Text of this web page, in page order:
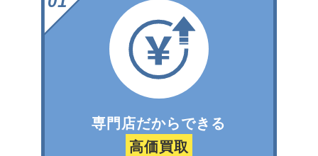
専門店だからできる
高価買取